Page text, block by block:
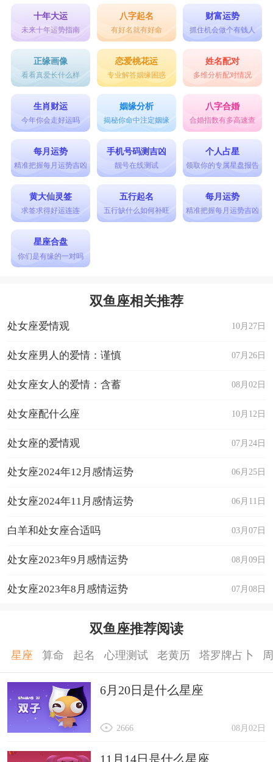
十年大运
未来十年运势指南
八字起名
有好名就有好命
财富运势
抓住机会做个有钱人
正缘画像
看看真爱长什么样
恋爱桃花运
专业解答姻缘困惑
姓名配对
多维分析配对情况
生肖财运
今年你会走好运吗
姻缘分析
揭秘你命中注定姻缘
八字合婚
合婚指数有多高速查
每月运势
精准把握每月运势吉凶
手机号码测吉凶
靓号在线测试
个人占星
领取你的专属星盘报告
黄大仙灵签
求签求得好运连连
五行起名
五行缺什么如何补旺
每月运势
精准把握每月运势吉凶
星座合盘
你们是有缘的一对吗
双鱼座相关推荐
10月27日
处女座爱情观
07月26日
处女座男人的爱情：谨慎
08月02日
处女座女人的爱情：含蓄
10月12日
处女座配什么座
07月24日
处女座的爱情观
06月25日
处女座2024年12月感情运势
06月11日
处女座2024年11月感情运势
03月07日
白羊和处女座合适吗
08月09日
处女座2023年9月感情运势
07月08日
处女座2023年8月感情运势
双鱼座推荐阅读
星座 算命 起名 心理测试 老黄历 塔罗牌占卜
6月20日是什么星座
08月02日
2666
11月14日是什么星座